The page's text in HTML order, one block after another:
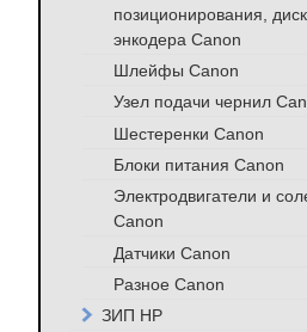
позиционирования,
энкодера Canon
Шлейфы Canon
Узел подачи чернил
Шестеренки Canon
Блоки питания Canon
Электродвигатели и
Canon
Датчики Canon
Разное Canon
ЗИП HP